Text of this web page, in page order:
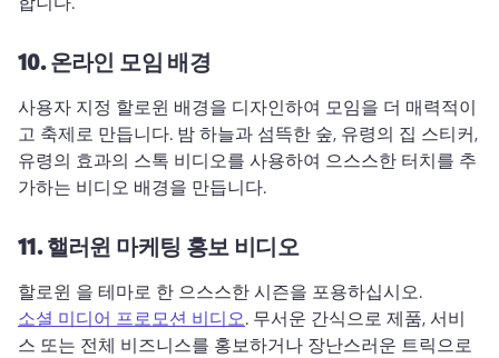
10.온라인 모임 배경
사용자 지정 할로윈 배경을 디자인하여 모임을 더 매력적이
고 축제로 만듭니다. 밤 하늘과 섬뜩한 숲, 유령의 집 스티커,
유령의 효과의 스톡 비디오를 사용하여 으스스한 터치를 추
가하는 비디오 배경을 만듭니다.
11.핼러윈 마케팅 홍보 비디오
할로윈 을 테마로 한 으스스한 시즌을 포용하십시오.
소셜 미디어 프로모션 비디오. 무서운 간식으로 제품, 서비
스 또는 전체 비즈니스를 홍보하거나 장난스러운 트릭으로